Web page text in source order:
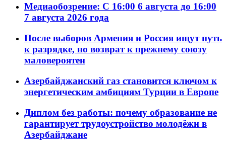
Медиаобозрение: С 16:00 6 августа до 16:00
7 августа 2026 года
После выборов Армения и Россия ищут путь
к разрядке, но возврат к прежнему союзу
маловероятен
Азербайджанский газ становится ключом к
энергетическим амбициям Турции в Европе
Диплом без работы: почему образование не
гарантирует трудоустройство молодёжи в
Азербайджане